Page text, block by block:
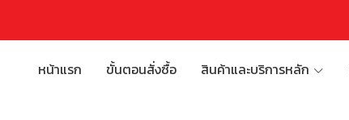
หน้าแรก ขั้นตอนสั่งซื้อ สินค้าและบริการหลัก